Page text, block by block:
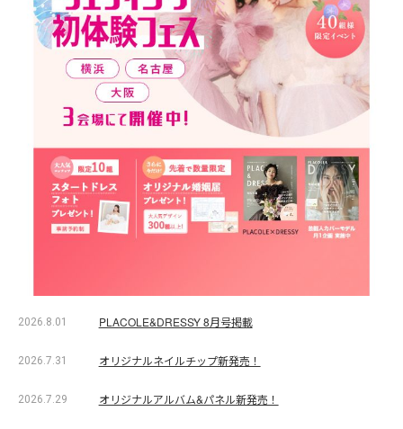
2026.8.01 PLACOLE&DRESSY 8月号掲載
2026.7.31 オリジナルネイルチップ新発売！
2026.7.29 オリジナルアルバム&パネル新発売！